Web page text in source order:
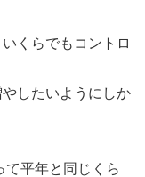
くらでもコントロ
したいようにしか
平年と同じくら